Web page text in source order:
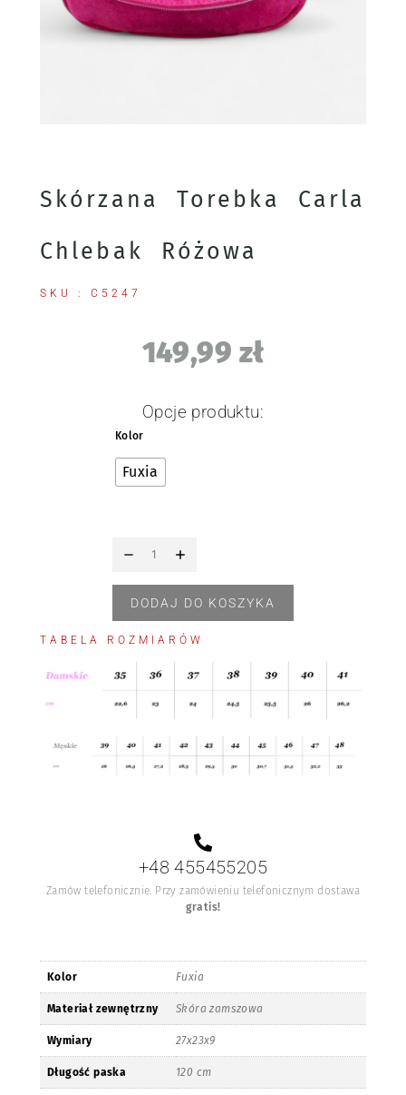
Skórzana Torebka Carla
Chlebak Różowa
SKU : C5247
149,99 zł
Opcje produktu:
Kolor
Fuxia
DODAJ DO KOSZYKA
TABELA ROZMIARÓW
+48 455455205
Zamów telefonicznie. Przy zamówieniu telefonicznym dostawa
gratis!
Kolor Fuxia
Materiał zewnętrzny Skóra zamszowa
Wymiary 27x23x9
Długość paska 120 cm